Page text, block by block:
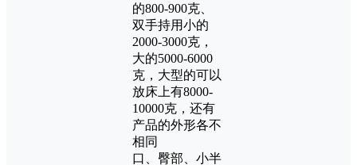
的800-900克、
双手持用小的
2000-3000克，
大的5000-6000
克，大型的可以
放床上有8000-
10000克，还有
产品的外形各不
相同
口、臀部、小半